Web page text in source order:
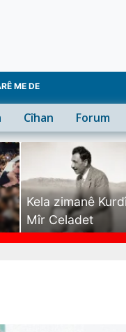
ME DE
Cîhan Forum
Kela zimanê
Mîr Celadet